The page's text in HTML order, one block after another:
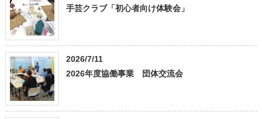
手芸クラブ「初心者向け体験会」
2026/7/11
2026年度協働事業 団体交流会